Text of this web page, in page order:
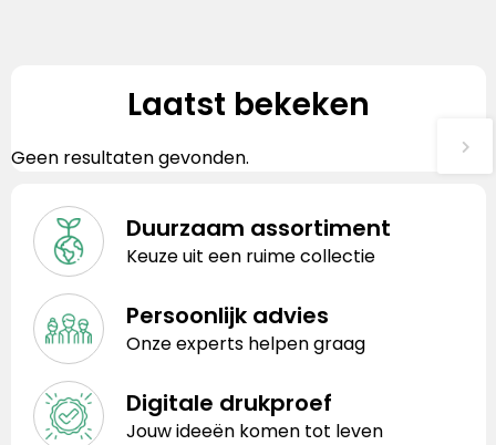
Laatst bekeken
Geen resultaten gevonden.
Duurzaam assortiment
Keuze uit een ruime collectie
Persoonlijk advies
Onze experts helpen graag
Digitale drukproef
Jouw ideeën komen tot leven